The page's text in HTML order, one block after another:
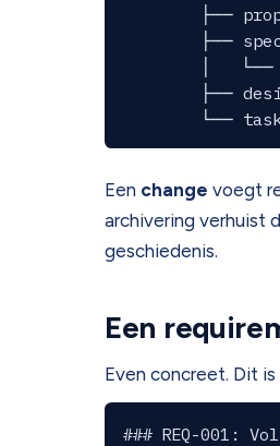
├──
├──
│   └──
├──
Een change voegt
archivering verhuist
geschiedenis.
Een
Even concreet. Dit
### REQ-001: